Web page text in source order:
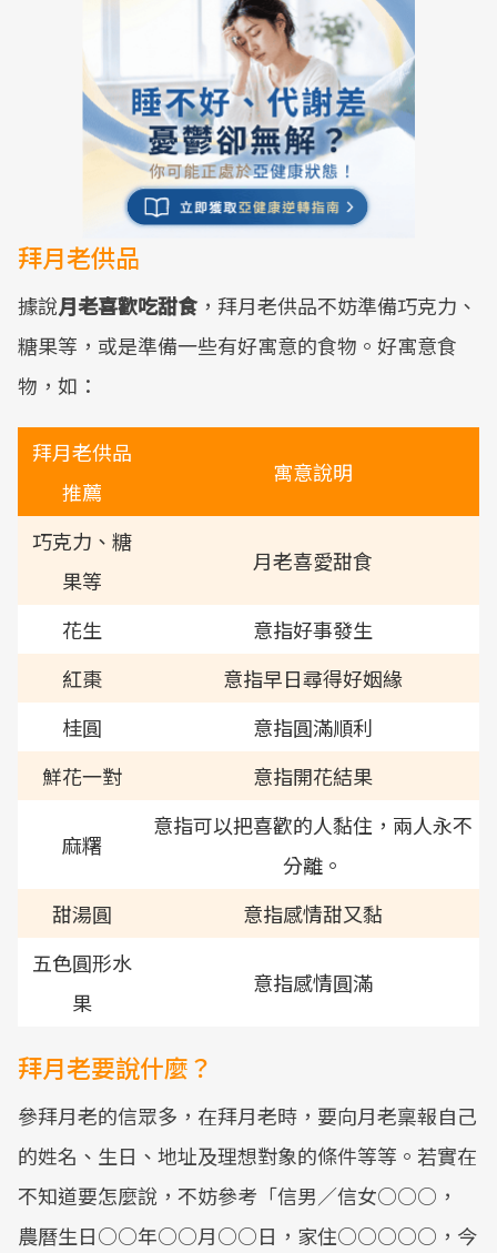
拜月老供品
據說月老喜歡吃甜食 ，拜月老供品不妨準備巧克力、
糖果等，或是準備一些有好寓意的食物。好寓意食
物，如：
拜月老供品
推薦
寓意說明
巧克力、糖
果等
月老喜愛甜食
花生
意指好事發生
紅棗
意指早日尋得好姻緣
桂圓
意指圓滿順利
鮮花一對
意指開花結果
麻糬
意指可以把喜歡的人黏住，兩人永不
分離。
甜湯圓
意指感情甜又黏
五色圓形水
果
意指感情圓滿
拜月老要說什麼？
參拜月老的信眾多，在拜月老時，要向月老稟報自己
的姓名、生日、地址及理想對象的條件等等。若實在
不知道要怎麼說，不妨參考「信男／信女○○○，
農曆生日○○年○○月○○日，家住○○○○○，今